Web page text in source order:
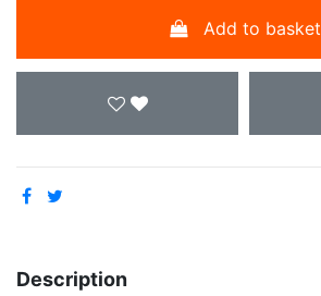
Add to basket
Description